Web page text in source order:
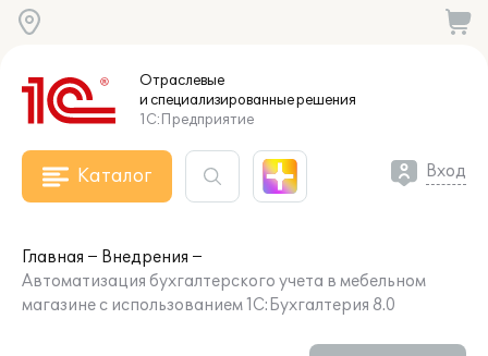
Отраслевые
и специализированныерешения
1С:Предприятие
Каталог Вход
Главная
Внедрения
Автоматизация бухгалтерского учета в мебельном
магазине с использованием 1С:Бухгалтерия 8.0